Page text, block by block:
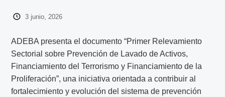
3 junio, 2026
ADEBA presenta el documento “Primer Relevamiento
Sectorial sobre Prevención de Lavado de Activos,
Financiamiento del Terrorismo y Financiamiento de la
Proliferación”, una iniciativa orientada a contribuir al
fortalecimiento y evolución del sistema de prevención